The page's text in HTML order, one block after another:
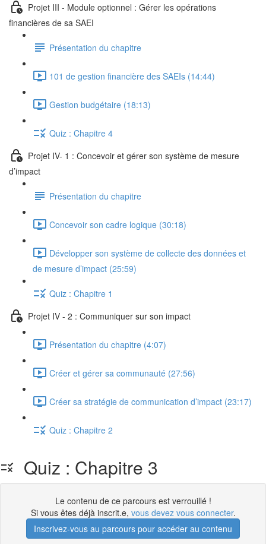
Projet III - Module optionnel : Gérer les opérations
financières de sa SAEI
Présentation du chapitre
101 de gestion financière des SAEIs (14:44)
Gestion budgétaire (18:13)
Quiz : Chapitre 4
Projet IV- 1 : Concevoir et gérer son système de mesure
d’impact
Présentation du chapitre
Concevoir son cadre logique (30:18)
Développer son système de collecte des données et
de mesure d’impact (25:59)
Quiz : Chapitre 1
Projet IV - 2 : Communiquer sur son impact
Présentation du chapitre (4:07)
Créer et gérer sa communauté (27:56)
Créer sa stratégie de communication d’impact (23:17)
Quiz : Chapitre 2
Quiz : Chapitre 3
Le contenu de ce parcours est verrouillé !
Si vous êtes déjà inscrit.e, vous devez vous connecter.
Inscrivez-vous au parcours pour accéder au contenu